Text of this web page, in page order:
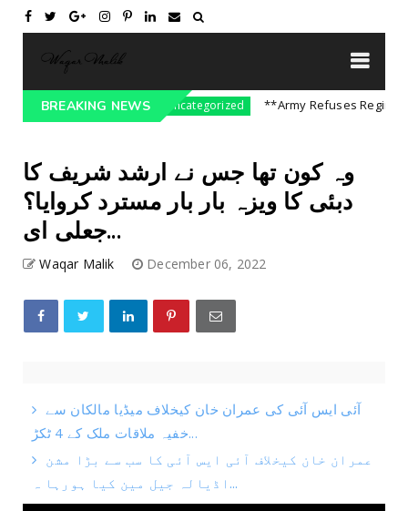
BREAKING NEWS
On India || P... Uncategorized **Army Refuses Regime
وہ کون تھا جس نے ارشد شریف کا
دبئی کا ویزہ بار بار مسترد کروایا؟
جعلی ای...
Waqar Malik December 06, 2022
آئی ایس آئی کی عمران خان کیخلاف میڈیا مالکان سے
خفیہ ملاقات ملک کے 4 ٹکڑ...
عمران خان کیخلاف آئی ایس آئی کا سب سے بڑا مشن
اڈیالہ جیل مین کیا ہورہا ہ...